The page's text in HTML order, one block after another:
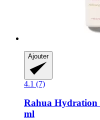
Ajouter
4.1 (7)
Rahua Hydration
ml